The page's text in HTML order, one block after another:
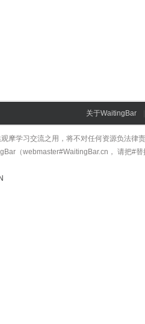
关于WaitingBar
摩学习交流之用，将不对任何资源负法律
（webmaster#WaitingBar.cn， 请把#